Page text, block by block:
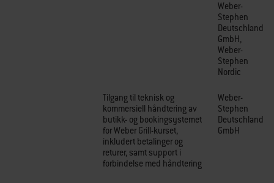
Weber-
Stephen
Deutschland
GmbH,
Weber-
Stephen
Nordic
Tilgang til teknisk og
kommersiell håndtering av
butikk- og bookingsystemet
for Weber Grill-kurset,
inkludert betalinger og
returer, samt support i
forbindelse med håndtering
Weber-
Stephen
Deutschland
GmbH